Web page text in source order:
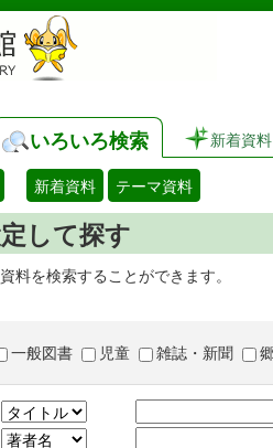
いろいろ検索 新着資料
新着資料 テーマ資料
して探す
料を検索することができます。
一般図書 児童 雑誌・新聞